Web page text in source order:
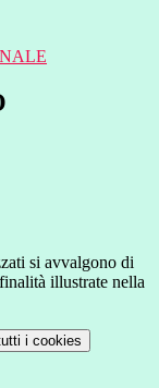
si avvalgono di
illustrate nella
i cookies